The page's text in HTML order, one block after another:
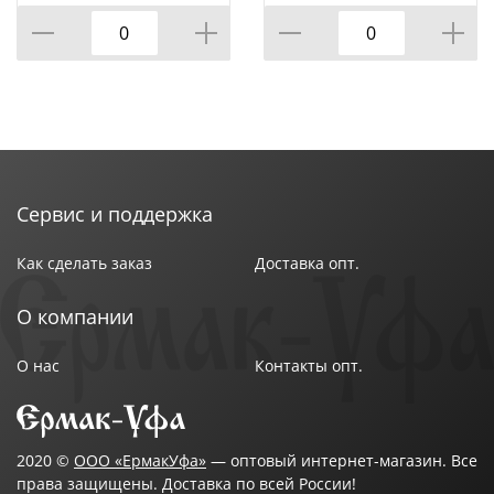
Сервис и поддержка
Как сделать заказ Доставка опт.
О компании
О нас Контакты опт.
2020 © ООО «ЕрмакУфа» — оптовый интернет-магазин. Все
права защищены. Доставка по всей России!